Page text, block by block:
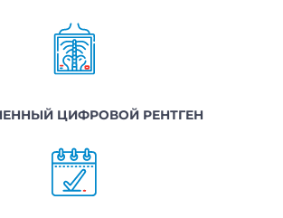
ЦИФРОВОЙ РЕНТГЕН